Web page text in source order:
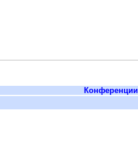
Конференции